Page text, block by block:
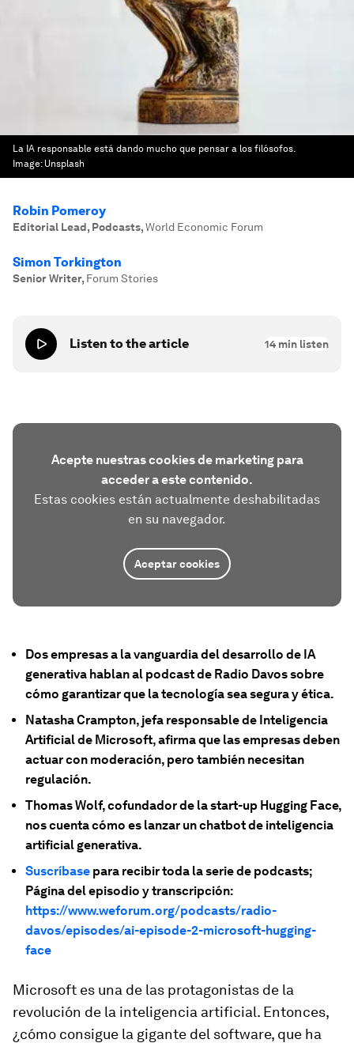
La IA responsable está dando mucho que pensar a los filósofos.
Image: Unsplash
Robin Pomeroy
Editorial Lead, Podcasts,World Economic Forum
Simon Torkington
Senior Writer, Forum Stories
Listen to the article 14 min listen
Acepte nuestras cookies de marketing para
acceder a este contenido.
Estas cookies están actualmente deshabilitadas
en su navegador.
Aceptar cookies
Dos empresas a la vanguardia del desarrollo de IA
generativa hablan al podcast de Radio Davos sobre
cómo garantizar que la tecnología sea segura y ética.
Natasha Crampton, jefa responsable de Inteligencia
Artificial de Microsoft, afirma que las empresas deben
actuar con moderación, pero también necesitan
regulación.
Thomas Wolf, cofundador de la start-up Hugging Face,
nos cuenta cómo es lanzar un chatbot de inteligencia
artificial generativa.
Suscríbase para recibir toda la serie de podcasts;
Página del episodio y transcripción:
https://www.weforum.org/podcasts/radio-
davos/episodes/ai-episode-2-microsoft-hugging-
face
Microsoft es una de las protagonistas de la
revolución de la inteligencia artificial. Entonces,
¿cómo consigue la gigante del software, que ha